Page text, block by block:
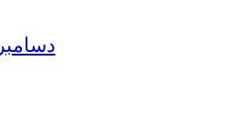
دسامبر 7, 2025